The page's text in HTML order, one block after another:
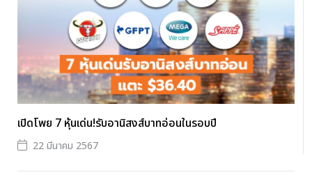
เปิดโพย 7 หุ้นเด่น!รับอานิสงส์บาทอ่อนในรอบปี
22 มีนาคม 2567